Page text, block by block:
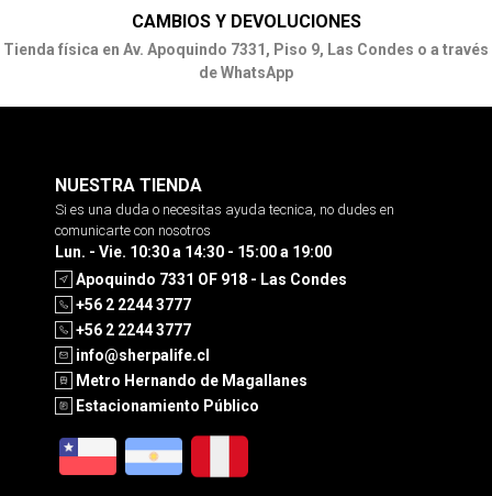
CAMBIOS Y DEVOLUCIONES
Tienda física en Av. Apoquindo 7331, Piso 9, Las Condes o a través
de WhatsApp
NUESTRA TIENDA
Si es una duda o necesitas ayuda tecnica, no dudes en
comunicarte con nosotros
Lun. - Vie. 10:30 a 14:30 - 15:00 a 19:00
Apoquindo 7331 OF 918 - Las Condes
+56 2 2244 3777
+56 2 2244 3777
info@sherpalife.cl
Metro Hernando de Magallanes
Estacionamiento Público